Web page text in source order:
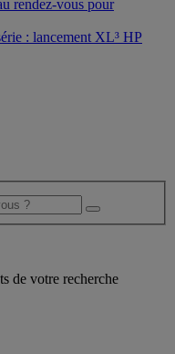
rendez-vous pour
: lancement XL³ HP
de votre recherche